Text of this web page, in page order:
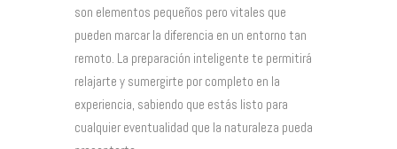
son elementos pequeños pero vitales que
pueden marcar la diferencia en un entorno tan
remoto. La preparación inteligente te permitirá
relajarte y sumergirte por completo en la
experiencia, sabiendo que estás listo para
cualquier eventualidad que la naturaleza pueda